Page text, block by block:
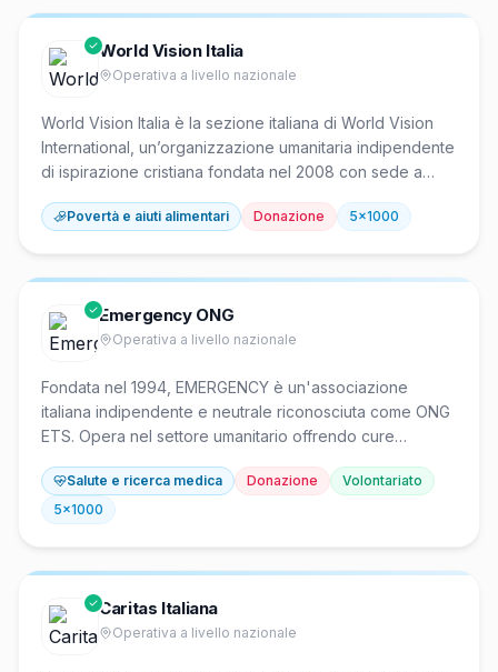
World Vision Italia
Operativa a livello nazionale
World Vision Italia è la sezione italiana di World Vision
International, un’organizzazione umanitaria indipendente
di ispirazione cristiana fondata nel 2008 con sede a
della povertà e dell’esclusione sociale attraverso
di bambini con sponsorship e oltre 35 milioni di persone
in contesti di crisi, fornendo accesso a educazione,
Povertà e aiuti alimentari Donazione 5x1000
Emergency ONG
Operativa a livello nazionale
Fondata nel 1994, EMERGENCY è un'associazione
italiana indipendente e neutrale riconosciuta come ONG
ETS. Opera nel settore umanitario offrendo cure
vittime di guerre, mine antiuomo e povertà in contesti
internazionali ad alto rischio. In Italia gestisce
Salute e ricerca medica Donazione
Volontariato
5x1000
Caritas Italiana
Operativa a livello nazionale